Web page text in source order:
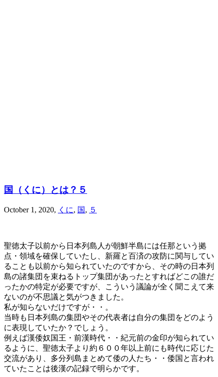
国（くに）とは？５
October 1, 2020, くに, 国, ５
聖徳太子以前から日本列島人が朝鮮半島には任那という拠
点・領域を確保していたし、新羅と百済の攻防に関与してい
ることも以前から知られていたのですから、その時の日本列
島の諸集団を束ねるトップ集団があったとすればどこの誰だ
ったかの特定が必要ですが、こういう議論が全く聞こえて来
ないのが不思議と気がつきました。
私が知らないだけですが・・。
当時も日本列島の集団やその代表者は自分の集団をどのよう
に表現していたか？でしょう。
例えば漢倭奴国王・前漢時代・・紀元前の金印が知られてい
るように、聖徳太子より約６００年以上前にも時代に応じた
交流があり、多分列島まとめて倭の人たち・・倭国と言われ
ていたことは後漢の記録で明らかです。